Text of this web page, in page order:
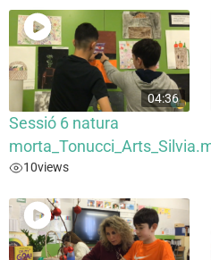
04:36
Sessió 6 natura
10views